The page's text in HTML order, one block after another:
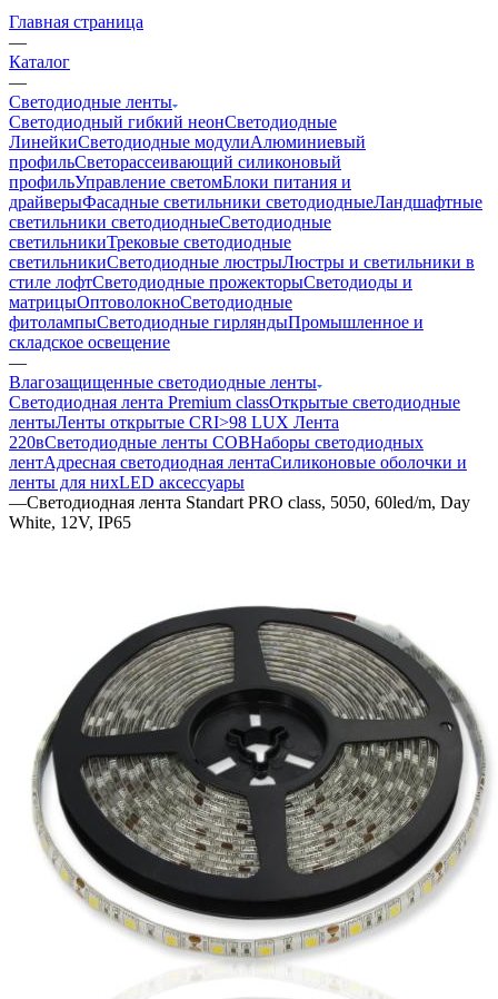
Главная страница
—
Каталог
—
Светодиодные ленты
Светодиодный гибкий неонСветодиодные
ЛинейкиСветодиодные модулиАлюминиевый
профильСветорассеивающий силиконовый
профильУправление светомБлоки питания и
драйверыФасадные светильники светодиодныеЛандшафтные
светильники светодиодныеСветодиодные
светильникиТрековые светодиодные
светильникиСветодиодные люстрыЛюстры и светильники в
стиле лофтСветодиодные прожекторыСветодиоды и
матрицыОптоволокноСветодиодные
фитолампыСветодиодные гирляндыПромышленное и
складское освещение
—
Влагозащищенные светодиодные ленты
Светодиодная лента Premium classОткрытые светодиодные
лентыЛенты открытые CRI>98 LUX Лента
220вСветодиодные ленты COBНаборы светодиодных
лентАдресная светодиодная лентаСиликоновые оболочки и
ленты для нихLED аксессуары
—Светодиодная лента Standart PRO class, 5050, 60led/m, Day
White, 12V, IP65